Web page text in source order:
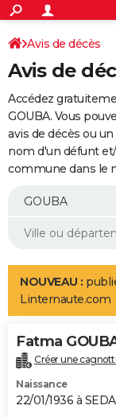
ACTUALITÉS
Politique
Société
Faits Divers
Education
Monde
Villes
+
SPORT
Coupe du monde
Football
Tennis
Cyclisme
Rugby
Forum
Programme TV
TNT
Streaming
Cinéma
Sorties cinéma
Musique
+
FINANCE
Retraite
Epargne
Immobilier
Risques naturels par
Banque
Assurance
AUTO
Essais
Réserver un essai
Citadines
Berlines
SUV
Forum auto
+
Mobiles
Meilleur smartphone
Internet
Ordinateurs
Jeux vidéo
Guide high-tech
Aménagement intérieur
LIFESTYLE
Art de vivre
Bien-être
Loisirs
Mode
Modes de vie
Alimentation
Guide de la santé
Maladies
Médicaments
Sommeil
VOYAGE
Destinations
City break
Voyage nature
Voyage de noces
Forum
Climat
+PHOTO
GUIDES D'ACHAT
Avis de décès
Avis de
Accédez
GOUBA. Vous
avis de décès ou
nom d'un défunt
commune dans le
NOUVEAU :
Linternaute.com
Fatma
Créer une
Naissance
22/01/1936 à